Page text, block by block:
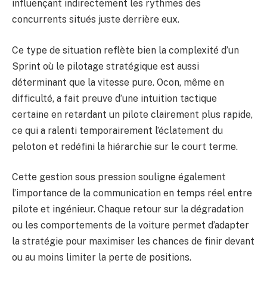
influençant indirectement les rythmes des
concurrents situés juste derrière eux.
Ce type de situation reflète bien la complexité d’un
Sprint où le pilotage stratégique est aussi
déterminant que la vitesse pure. Ocon, même en
difficulté, a fait preuve d’une intuition tactique
certaine en retardant un pilote clairement plus rapide,
ce qui a ralenti temporairement l’éclatement du
peloton et redéfini la hiérarchie sur le court terme.
Cette gestion sous pression souligne également
l’importance de la communication en temps réel entre
pilote et ingénieur. Chaque retour sur la dégradation
ou les comportements de la voiture permet d’adapter
la stratégie pour maximiser les chances de finir devant
ou au moins limiter la perte de positions.